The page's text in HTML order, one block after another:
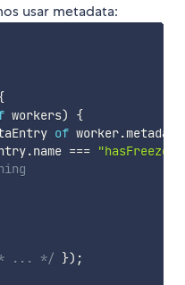
usar metadata:
workers)
{
of worker.metadata
.name === "hasFreezer"
... */ }) ;